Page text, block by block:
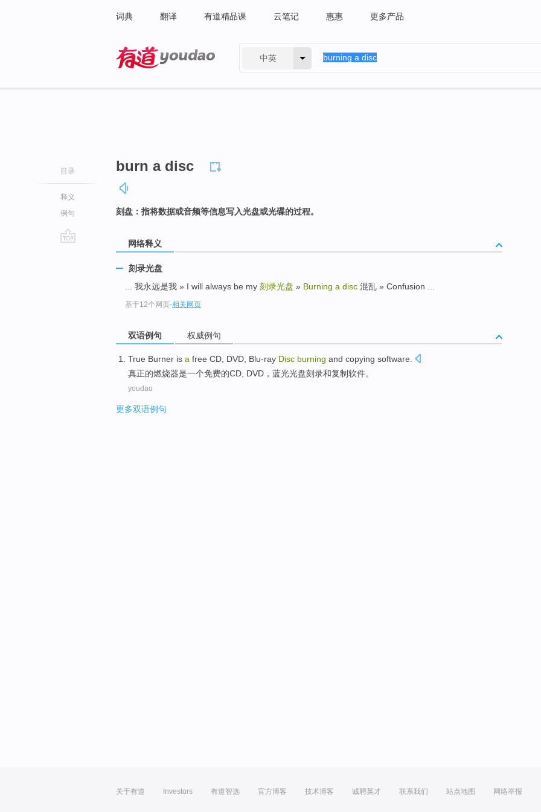
词典 翻译 有道精品课 云笔记 惠惠 更多产品
中英
目录
释义
例句
burn a disc
刻盘：指将数据或音频等信息写入光盘或光碟的过程。
网络释义
刻录光盘
... 我永远是我 » I will always be my 刻录光盘 » Burning a disc 混乱 » Confusion ...
基于12个网页-相关网页
双语例句 权威例句
True Burner is a free CD, DVD, Blu-ray Disc burning and copying software.
真正的燃烧器是一个免费的CD, DVD ， 蓝光光盘刻录和复制软件。
youdao
更多双语例句
关于有道 Investors 有道智选 官方博客 技术博客 诚聘英才 联系我们 站点地图 网络举报